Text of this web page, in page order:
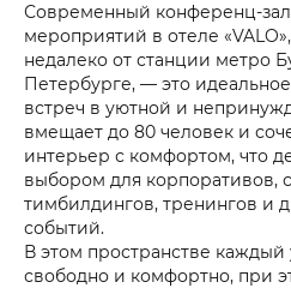
Современный конференц-
мероприятий в отеле
недалеко от станции метро
Петербурге, — это
встреч в уютной и
вмещает до 80 человек и
интерьер с комфортом, что
выбором для корпоративов,
тимбилдингов, тренингов и
событий.
В этом пространстве каждый
свободно и комфортно, при